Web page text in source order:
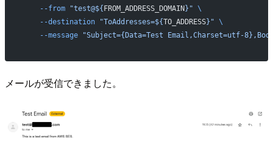
    --from
"test@${FROM_ADDRESS_DOMAIN}" \
    --destination
"ToAddresses=${TO_ADDRESS}" \
    --message
"Subject={Data=Test Email,Charset=utf-
メールが受信できました。